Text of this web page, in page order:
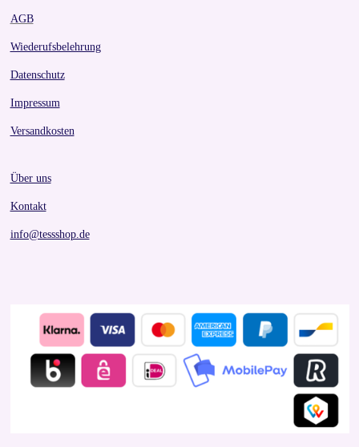
AGB
Wiederufsbelehrung
Datenschutz
Impressum
Versandkosten
Über uns
Kontakt
info@tessshop.de